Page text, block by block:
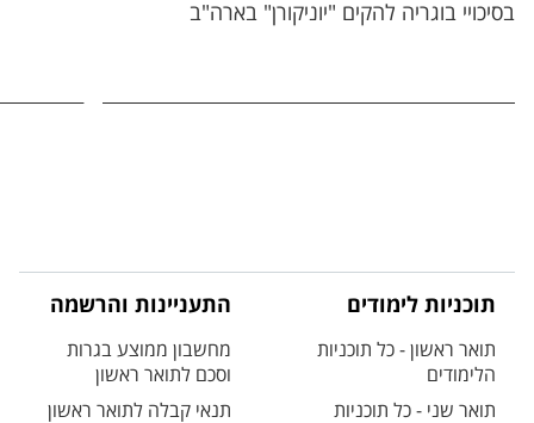
בסיכויי בוגריה להקים "יוניקורן" בארה"ב
תוכניות לימודים
תואר ראשון - כל תוכניות
הלימודים
תואר שני - כל תוכניות
התעניינות והרשמה
מחשבון ממוצע בגרות
וסכם לתואר ראשון
תנאי קבלה לתואר ראשון